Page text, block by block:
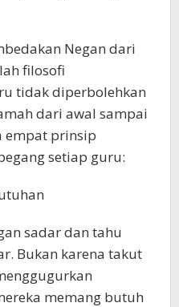
Negan dari
filosofi
tidak diperbolehkan
dari awal sampai
empat prinsip
setiap guru:
sadar dan tahu
Bukan karena takut
memang butuh